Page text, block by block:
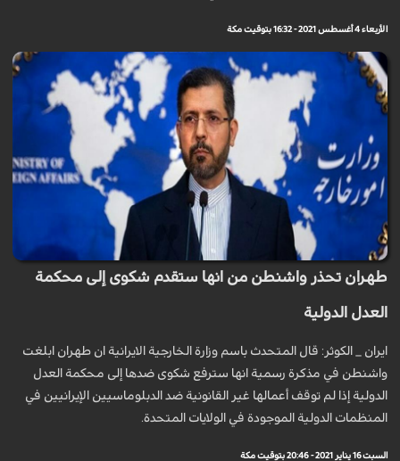
الأربعاء 4 أغسطس 2021 - 16:32 بتوقيت مكة
طهران تحذر واشنطن من انها ستقدم شكوى إلى محكمة
العدل الدولية
ايران _ الكوثر: قال المتحدث باسم وزارة الخارجية الايرانية ان طهران ابلغت
واشنطن في مذكرة رسمية انها سترفع شكوى ضدها إلى محكمة العدل
الدولية إذا لم توقف أعمالها غير القانونية ضد الدبلوماسيين الإيرانيين في
المنظمات الدولية الموجودة في الولايات المتحدة.
السبت 16 يناير 2021 - 20:46 بتوقيت مكة